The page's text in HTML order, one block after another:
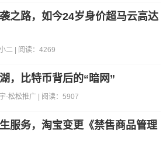
之路，如今24岁身价超马云高达
二 | 阅读：4269
，比特币背后的“暗网”
-松松推广 | 阅读：5907
服务，淘宝变更《禁售商品管理